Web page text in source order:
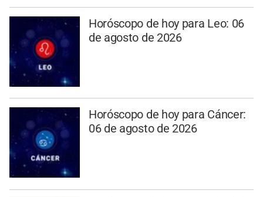
Horóscopo de hoy para Leo: 06
de agosto de 2026
Horóscopo de hoy para Cáncer:
06 de agosto de 2026